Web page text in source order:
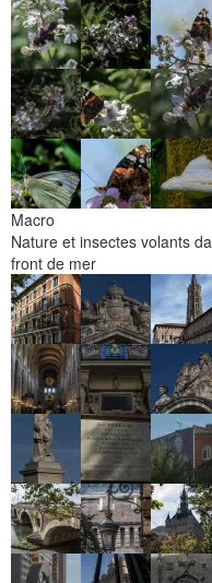
Macro
Nature et insectes volants
front de mer